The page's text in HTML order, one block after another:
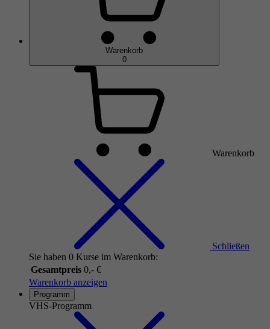
Warenkorb
0
Warenkorb
Schließen
Sie haben 0 Kurse im Warenkorb:
Gesamtpreis 0,- €
Warenkorb anzeigen
Programm
VHS-Programm